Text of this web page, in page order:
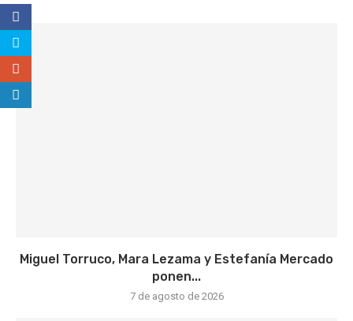
Miguel Torruco, Mara Lezama y Estefanía Mercado
ponen...
7 de agosto de 2026